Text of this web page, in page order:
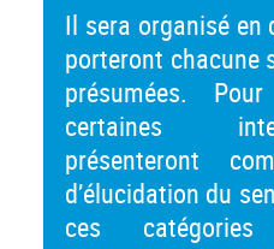
Il sera organisé en
porteront chacune
présumées.
certaines
présenteront
d’élucidation du
ces